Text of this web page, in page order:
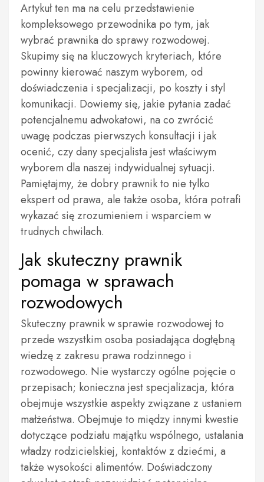
Artykuł ten ma na celu przedstawienie
kompleksowego przewodnika po tym, jak
wybrać prawnika do sprawy rozwodowej.
Skupimy się na kluczowych kryteriach, które
powinny kierować naszym wyborem, od
doświadczenia i specjalizacji, po koszty i styl
komunikacji. Dowiemy się, jakie pytania zadać
potencjalnemu adwokatowi, na co zwrócić
uwagę podczas pierwszych konsultacji i jak
ocenić, czy dany specjalista jest właściwym
wyborem dla naszej indywidualnej sytuacji.
Pamiętajmy, że dobry prawnik to nie tylko
ekspert od prawa, ale także osoba, która potrafi
wykazać się zrozumieniem i wsparciem w
trudnych chwilach.
Jak skuteczny prawnik
pomaga w sprawach
rozwodowych
Skuteczny prawnik w sprawie rozwodowej to
przede wszystkim osoba posiadająca dogłębną
wiedzę z zakresu prawa rodzinnego i
rozwodowego. Nie wystarczy ogólne pojęcie o
przepisach; konieczna jest specjalizacja, która
obejmuje wszystkie aspekty związane z ustaniem
małżeństwa. Obejmuje to między innymi kwestie
dotyczące podziału majątku wspólnego, ustalania
władzy rodzicielskiej, kontaktów z dziećmi, a
także wysokości alimentów. Doświadczony